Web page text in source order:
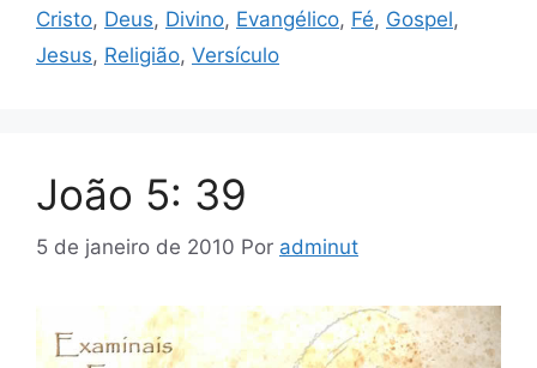
Cristo, Deus, Divino, Evangélico, Fé, Gospel,
Jesus, Religião, Versículo
João 5: 39
5 de janeiro de 2010 Por adminut